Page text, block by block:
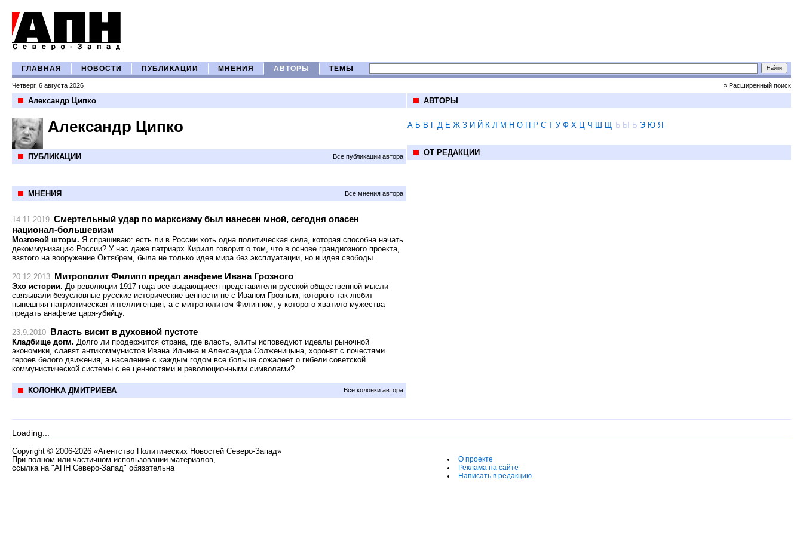
ГЛАВНАЯ НОВОСТИ ПУБЛИКАЦИИ МНЕНИЯ АВТОРЫ ТЕМЫ
Четверг, 6 августа 2026 » Расширенный поиск
Александр Ципко
Александр Ципко
ПУБЛИКАЦИИ Все публикации автора
МНЕНИЯ Все мнения автора
14.11.2019 Смертельный удар по марксизму был нанесен мной, сегодня опасен
национал-большевизм
Мозговой шторм. Я спрашиваю: есть ли в России хоть одна политическая сила, которая способна начать
декоммунизацию России? У нас даже патриарх Кирилл говорит о том, что в основе грандиозного проекта,
взятого на вооружение Октябрем, была не только идея мира без эксплуатации, но и идея свободы.
20.12.2013 Митрополит Филипп предал анафеме Ивана Грозного
Эхо истории. До революции 1917 года все выдающиеся представители русской общественной мысли
связывали безусловные русские исторические ценности не с Иваном Грозным, которого так любит
нынешняя патриотическая интеллигенция, а с митрополитом Филиппом, у которого хватило мужества
предать анафеме царя-убийцу.
23.9.2010 Власть висит в духовной пустоте
Кладбище догм. Долго ли продержится страна, где власть, элиты исповедуют идеалы рыночной
экономики, славят антикоммунистов Ивана Ильина и Александра Солженицына, хоронят с почестями
героев белого движения, а население с каждым годом все больше сожалеет о гибели советской
коммунистической системы с ее ценностями и революционными символами?
КОЛОНКА ДМИТРИЕВА Все колонки автора
АВТОРЫ
А Б В Г Д Е Ж З И Й К Л М Н О П Р С Т У Ф Х Ц Ч Ш Щ Ъ Ы Ь Э Ю Я
ОТ РЕДАКЦИИ
Loading...
Copyright © 2006-2026 «Агентство Политических Новостей Северо-Запад»
При полном или частичном использовании материалов,
ссылка на "АПН Северо-Запад" обязательна
О проекте
Реклама на сайте
Написать в редакцию